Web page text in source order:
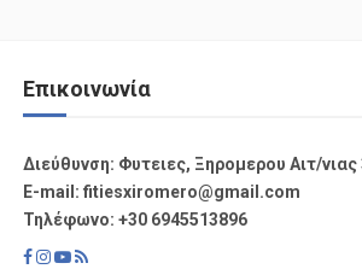
Επικοινωνία
Διεύθυνση: Φυτειες, Ξηρομερου Αιτ/νιας
Ε-mail: fitiesxiromero@gmail.com
Τηλέφωνο: +30 6945513896